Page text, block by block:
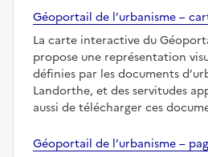
Géoportail de l’urbanisme –
La carte interactive du
propose une représentation
définies par les documents
Landorthe, et des servitudes
aussi de télécharger ces
Géoportail de l’urbanisme –